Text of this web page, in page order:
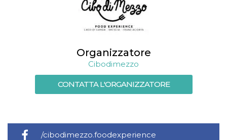
Organizzatore
Cibodimezzo
CONTATTA L'ORGANIZZATORE
/cibodimezzo.foodexperience